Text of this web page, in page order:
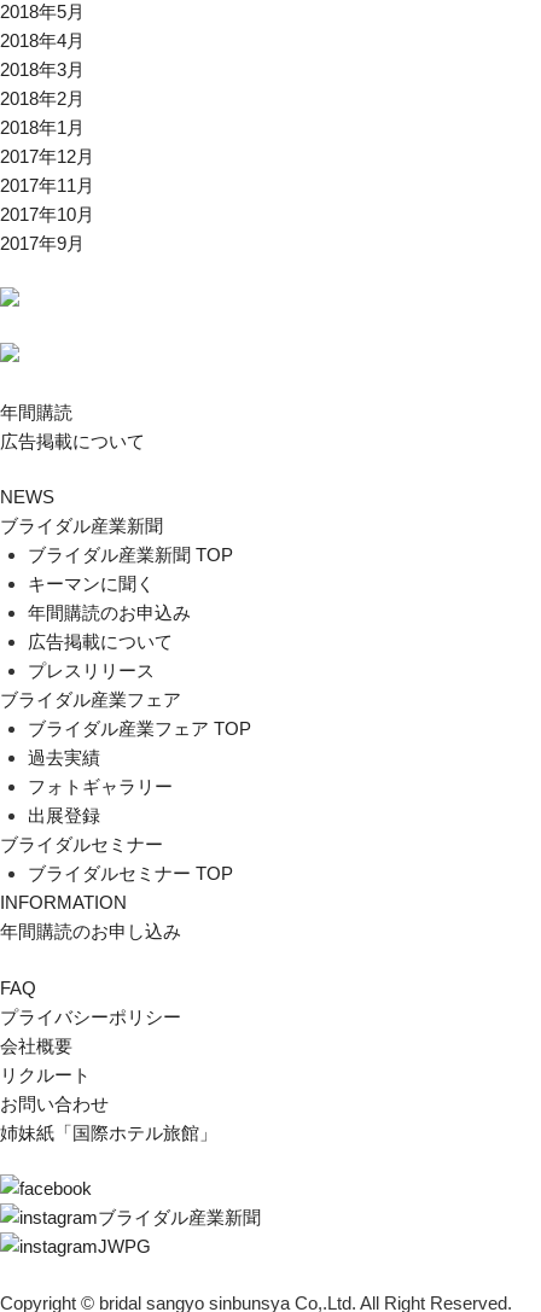
2018年5月
2018年4月
2018年3月
2018年2月
2018年1月
2017年12月
2017年11月
2017年10月
2017年9月
年間購読
広告掲載について
NEWS
ブライダル産業新聞
ブライダル産業新聞 TOP
キーマンに聞く
年間購読のお申込み
広告掲載について
プレスリリース
ブライダル産業フェア
ブライダル産業フェア TOP
過去実績
フォトギャラリー
出展登録
ブライダルセミナー
ブライダルセミナー TOP
INFORMATION
年間購読のお申し込み
FAQ
プライバシーポリシー
会社概要
リクルート
お問い合わせ
姉妹紙「国際ホテル旅館」
ブライダル産業新聞
JWPG
Copyright © bridal sangyo sinbunsya Co,.Ltd. All Right Reserved.